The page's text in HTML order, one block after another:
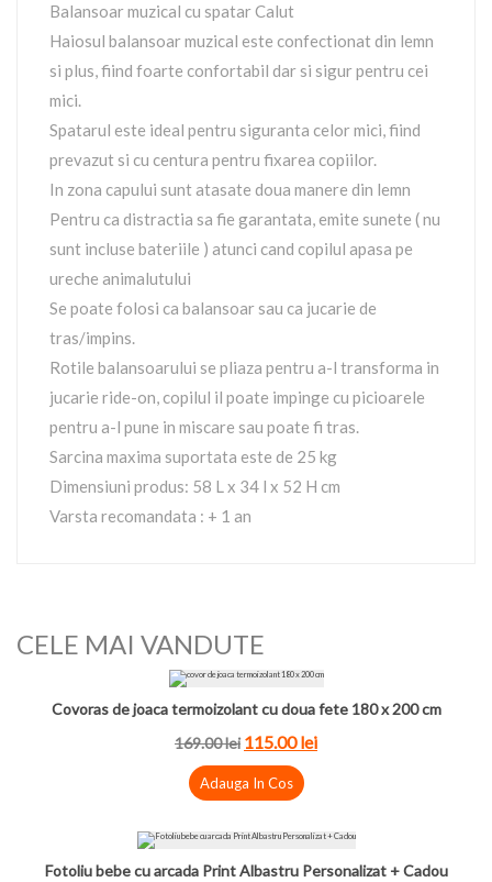
Balansoar muzical cu spatar Calut
Haiosul balansoar muzical este confectionat din lemn
si plus, fiind foarte confortabil dar si sigur pentru cei
mici.
Spatarul este ideal pentru siguranta celor mici, fiind
prevazut si cu centura pentru fixarea copiilor.
In zona capului sunt atasate doua manere din lemn
Pentru ca distractia sa fie garantata, emite sunete ( nu
sunt incluse bateriile ) atunci cand copilul apasa pe
ureche animalutului
Se poate folosi ca balansoar sau ca jucarie de
tras/impins.
Rotile balansoarului se pliaza pentru a-l transforma in
jucarie ride-on, copilul il poate impinge cu picioarele
pentru a-l pune in miscare sau poate fi tras.
Sarcina maxima suportata este de 25 kg
Dimensiuni produs: 58 L x 34 l x 52 H cm
Varsta recomandata : + 1 an
CELE MAI VANDUTE
Covoras de joaca termoizolant cu doua fete 180 x 200 cm
169.00 lei 115.00 lei
Adauga In Cos
Fotoliu bebe cu arcada Print Albastru Personalizat + Cadou